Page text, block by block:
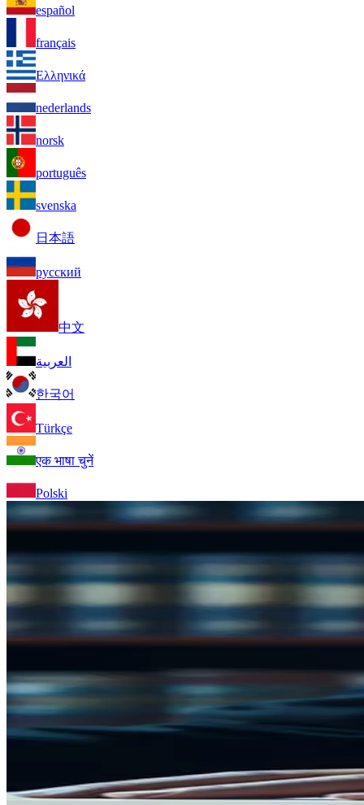
español
français
Ελληνικά
nederlands
norsk
português
svenska
日本語
русский
中文
العربية
한국어
Türkçe
एक भाषा चुनें
Polski